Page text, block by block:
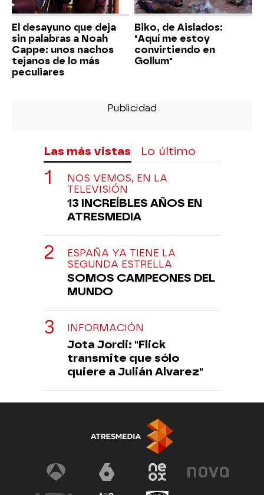
El desayuno que deja
sin palabras a Noah
Cappe: unos nachos
tejanos de lo más
peculiares
Biko, de Aislados:
"Aquí me estoy
convirtiendo en
Gollum"
Las más vistas Lo último
NOS VEMOS, EN LA
TELEVISIÓN
13 INCREÍBLES AÑOS EN
ATRESMEDIA
ESPAÑA YA TIENE LA
SEGUNDA ESTRELLA
SOMOS CAMPEONES DEL
MUNDO
INFORMACIÓN
Jota Jordi: "Flick
transmite que sólo
quiere a Julián Alvarez"